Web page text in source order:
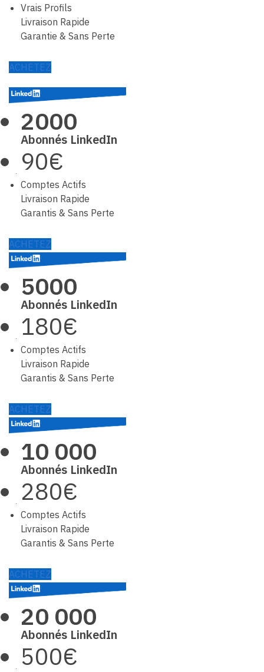
Vrais Profils
Livraison Rapide
Garantie & Sans Perte
ACHETEZ
2000
Abonnés LinkedIn
90€
Comptes Actifs
Livraison Rapide
Garantis & Sans Perte
ACHETEZ
5000
Abonnés LinkedIn
180€
Comptes Actifs
Livraison Rapide
Garantis & Sans Perte
ACHETEZ
10 000
Abonnés LinkedIn
280€
Comptes Actifs
Livraison Rapide
Garantis & Sans Perte
ACHETEZ
20 000
Abonnés LinkedIn
500€